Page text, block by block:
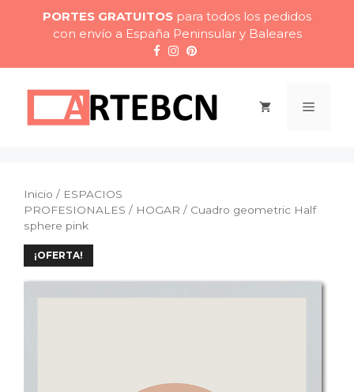
contenido
PORTES GRATUITOS para todos los pedidos
con envío a España Peninsular y Baleares
Menú
Inicio / ESPACIOS
PROFESIONALES / HOGAR / Cuadro geometric Half
sphere pink
¡OFERTA!